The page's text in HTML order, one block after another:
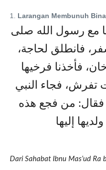
1. Larangan Membunuh
مع رسول الله صلى
فانطلق لحاجة،
فأخذنا فرخيها
فجاء النبي
فقال: من فجع هذه
إليها
Dari Sahabat Ibnu Mas’ud Ra